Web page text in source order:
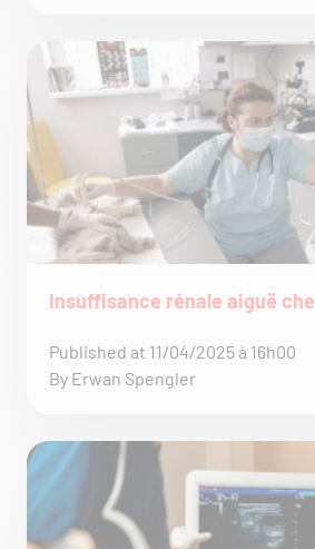
Insuffisance rénale aiguë
Published at 11/04/2025 à 16h00
By Erwan Spengler